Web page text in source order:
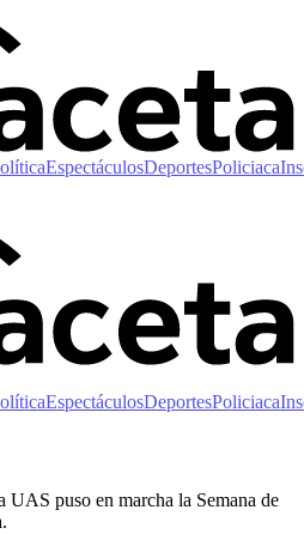
EspectáculosDeportesPoliciaca
EspectáculosDeportesPoliciaca
puso en marcha la Semana de